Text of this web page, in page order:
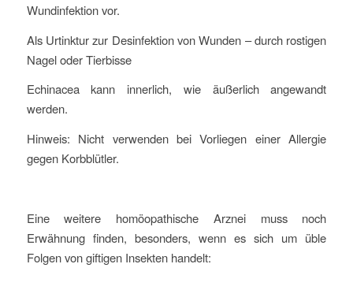
Wundinfektion vor.
Als Urtinktur zur Desinfektion von Wunden – durch rostigen
Nagel oder Tierbisse
Echinacea kann innerlich, wie äußerlich angewandt
werden.
Hinweis: Nicht verwenden bei Vorliegen einer Allergie
gegen Korbblütler.
Eine weitere homöopathische Arznei muss noch
Erwähnung finden, besonders, wenn es sich um üble
Folgen von giftigen Insekten handelt: